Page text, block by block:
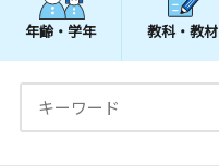
年齢・学年 教科・教材